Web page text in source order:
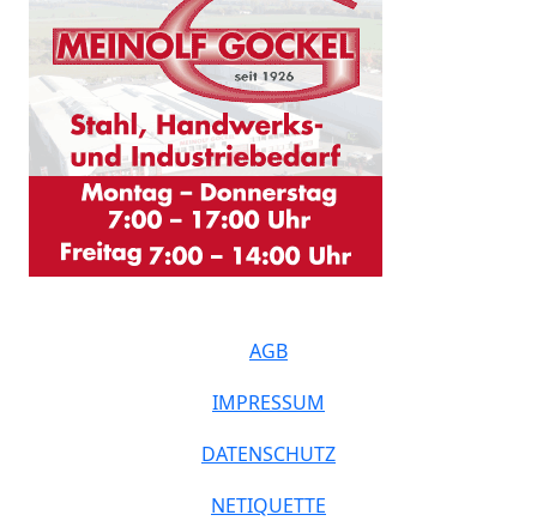
AGB
IMPRESSUM
DATENSCHUTZ
NETIQUETTE